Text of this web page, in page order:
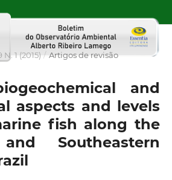
N. 1 (2015) / Artigos de revisão
and
aspects and levels
fish along the
Southeastern